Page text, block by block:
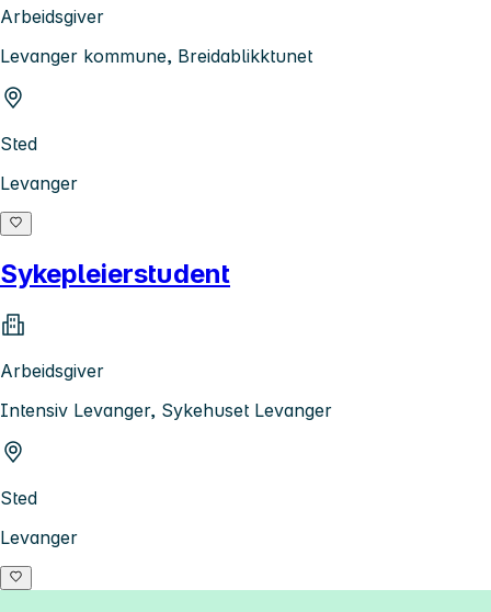
Arbeidsgiver
Levanger kommune, Breidablikktunet
Sted
Levanger
Sykepleierstudent
Arbeidsgiver
Intensiv Levanger, Sykehuset Levanger
Sted
Levanger